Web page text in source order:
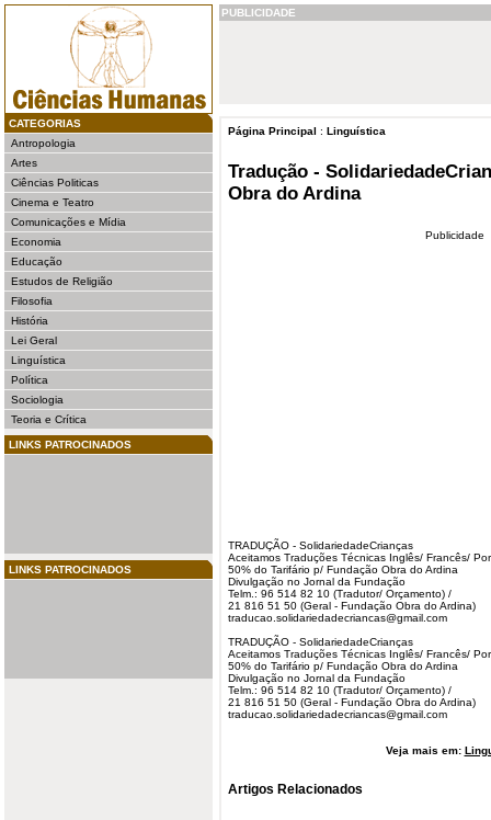
CATEGORIAS
Antropologia
Artes
Ciências Politicas
Cinema e Teatro
Comunicações e Mídia
Economia
Educação
Estudos de Religião
Filosofia
História
Lei Geral
Linguística
Política
Sociologia
Teoria e Crítica
LINKS PATROCINADOS
LINKS PATROCINADOS
PUBLICIDADE
Página Principal : Linguística
Tradução -
Obra do Ardina
Publicidade
TRADUÇÃO - SolidariedadeCrianças
Aceitamos Traduções Técnicas Inglês/ Francês/
50% do Tarifário p/ Fundação Obra do Ardina
Divulgação no Jornal da Fundação
Telm.: 96 514 82 10 (Tradutor/ Orçamento) /
21 816 51 50 (Geral - Fundação Obra do Ardina)
traducao.solidariedadecriancas@gmail.com
TRADUÇÃO - SolidariedadeCrianças
Aceitamos Traduções Técnicas Inglês/ Francês/
50% do Tarifário p/ Fundação Obra do Ardina
Divulgação no Jornal da Fundação
Telm.: 96 514 82 10 (Tradutor/ Orçamento) /
21 816 51 50 (Geral - Fundação Obra do Ardina)
traducao.solidariedadecriancas@gmail.com
Veja mais em:
Artigos Relacionados